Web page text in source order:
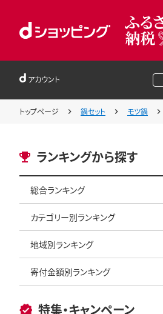
アカウント
トップページ 鍋セット モツ鍋
ランキングから探す
総合ランキング
カテゴリー別ランキング
地域別ランキング
寄付金額別ランキング
特集・キャンペーン